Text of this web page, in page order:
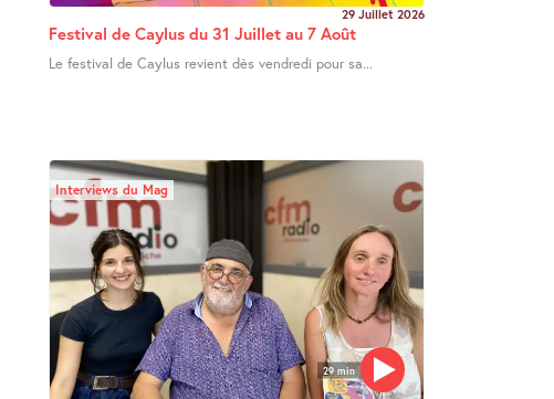
29 Juillet 2026
Festival de Caylus du 31 Juillet au 7 Août
Le festival de Caylus revient dès vendredi pour sa...
29 min
Interviews du Mag